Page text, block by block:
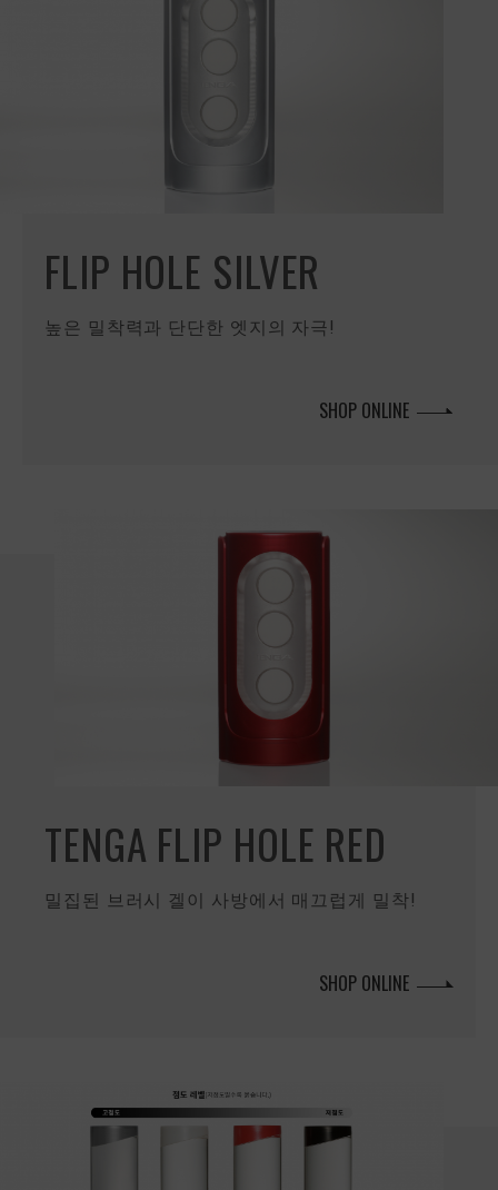
FLIP HOLE SILVER
높은 밀착력과 단단한 엣지의 자극!
SHOP ONLINE
TENGA FLIP HOLE RED
밀집된 브러시 겔이 사방에서 매끄럽게 밀착!
SHOP ONLINE